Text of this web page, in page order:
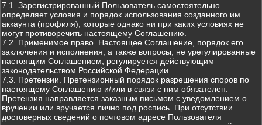
7.1. Зарегистрированный Пользователь самостоятельно
определяет условия и порядок использования созданного им
аккаунта (профиля), которые однако ни при каких условиях не
могут противоречить настоящему Соглашению.
7.2. Применимое право. Настоящее Соглашение, порядок его
заключения и исполнения, а также вопросы, не урегулированные
настоящим Соглашением, регулируется действующим
законодательством Российской Федерации.
7.3. Претензии. Претензионный порядок разрешения споров по
настоящему Соглашению и/или в связи с ним обязателен.
Претензия направляется заказным письмом с уведомлением о
вручении или вручается лично под роспись. При отсутствии
достоверных сведений о почтовом адресе Пользователя